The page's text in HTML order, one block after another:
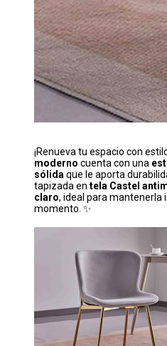
¡Renueva tu espacio con
moderno cuenta con una
sólidaque le aporta
tapizada en tela Castel
claro, ideal para mantenerla
momento. ✨